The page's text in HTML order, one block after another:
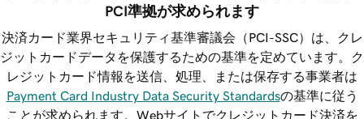
PCI準拠が求められます
決済カード業界セキュリティ基準審議会（PCI-SSC）は、クレ
ジットカードデータを保護するための基準を定めています。ク
レジットカード情報を送信、処理、または保存する事業者は
Payment Card Industry Data Security Standardsの基準に従う
ことが求められます。Webサイトでクレジットカード決済を